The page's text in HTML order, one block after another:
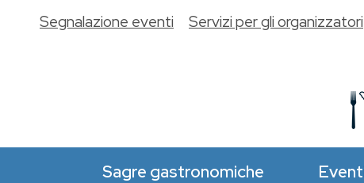
Sagre gastronomiche
Segnalazione eventi Servizi per gli organizzatori